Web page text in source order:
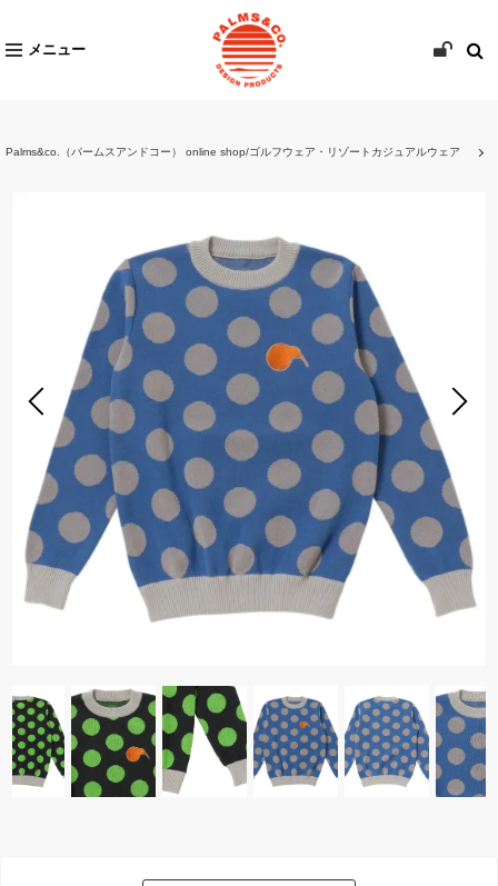
メニュー
Palms&co.（パームスアンドコー） online shop/ゴルフウェア・リゾートカジュアルウェア